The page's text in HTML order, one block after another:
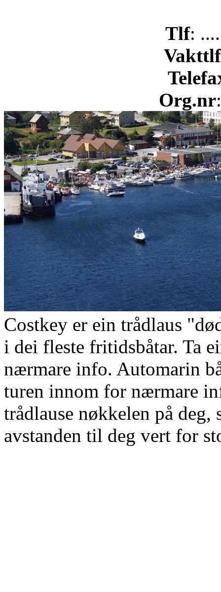
Tlf:
Vakttlf
Org.nr
Costkey er ein trådlaus
i dei fleste fritidsbåtar. Ta
nærmare info. Automarin
turen innom for nærmare
trådlause nøkkelen på
avstanden til deg vert for